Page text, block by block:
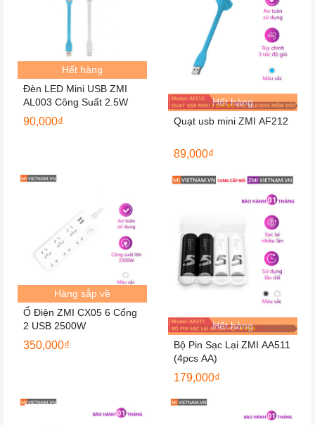
Hết hàng
Đèn LED Mini USB ZMI
AL003 Công Suất 2.5W
90,000₫
Hết hàng
Quạt usb mini ZMI AF212
89,000₫
Hàng sắp về
Ổ Điện ZMI CX05 6 Cổng
2 USB 2500W
350,000₫
Hết hàng
Bộ Pin Sạc Lại ZMI AA511
(4pcs AA)
179,000₫